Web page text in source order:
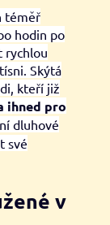
téměř
hodin po
rychlou
Skýtá
kteří již
ihned pro
dluhové
své
v